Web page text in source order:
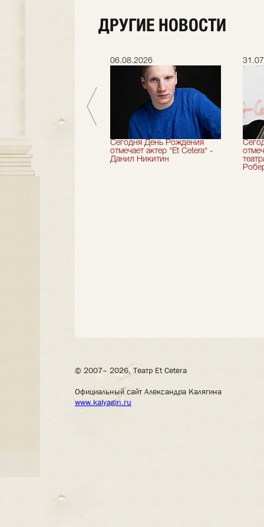
ДРУГИЕ НОВОСТИ
сезон!
06.08.2026
Сегодня День Рождения
отмечает актер "Et Cetera" -
Данил Никитин
© 2007– 2026, Театр Et Cetera
Официальный сайт Александра Калягина
www.kalyagin.ru